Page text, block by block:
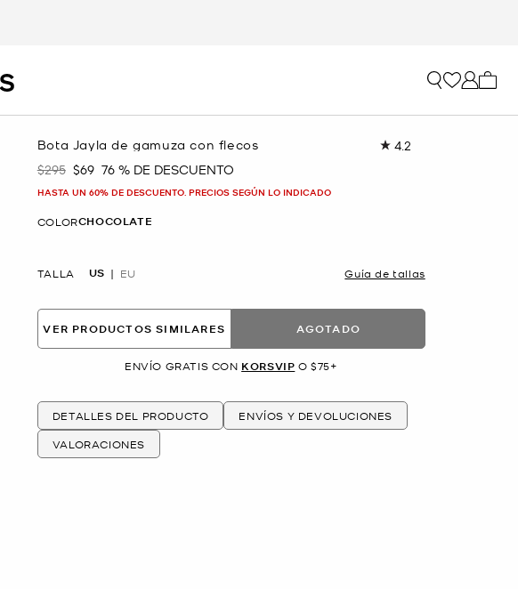
Bota Jayla de gamuza con flecos 4.2
Era
$295 Ahora
$69 76 % DE DESCUENTO
HASTA UN 60% DE DESCUENTO. PRECIOS SEGÚN LO INDICADO
COLORCHOCOLATE
TALLA US EU Guía de tallas
VER PRODUCTOS SIMILARES AGOTADO
ENVÍO GRATIS CON KORSVIP O $75+
DETALLES DEL PRODUCTO
ENVÍOS Y DEVOLUCIONES
VALORACIONES